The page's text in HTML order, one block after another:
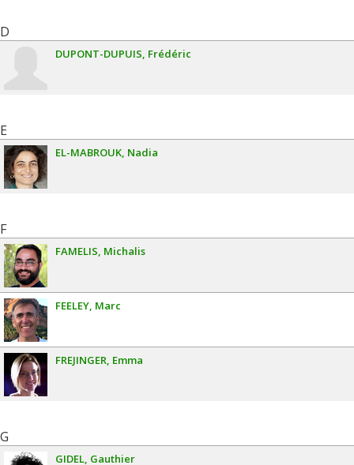
D
DUPONT-DUPUIS Frédéric
E
EL-MABROUK Nadia
F
FAMELIS Michalis
FEELEY Marc
FREJINGER Emma
G
GIDEL Gauthier